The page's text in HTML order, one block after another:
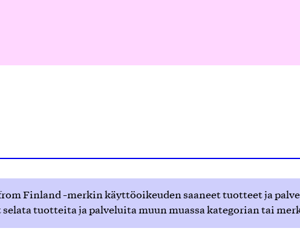
Finland -merkin käyttöoikeuden saaneet tuotteet ja
tuotteita ja palveluita muun muassa kategorian tai